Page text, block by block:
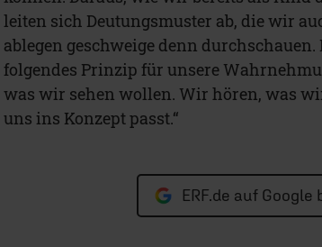
leiten sich Deutungsmuster ab, die wir
ablegen geschweige denn
folgendes Prinzip für unsere
was wir sehen wollen. Wir hören, was
uns ins Konzept passt.“
ERF.de auf Google